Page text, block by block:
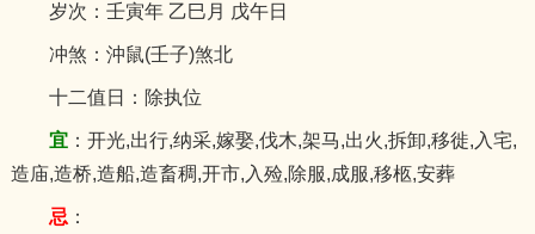
岁次：壬寅年 乙巳月 戊午日
冲煞：沖鼠(壬子)煞北
十二值日：除执位
宜：开光,出行,纳采,嫁娶,伐木,架马,出火,拆卸,移徙,入宅,
造庙,造桥,造船,造畜稠,开市,入殓,除服,成服,移柩,安葬
忌 ：